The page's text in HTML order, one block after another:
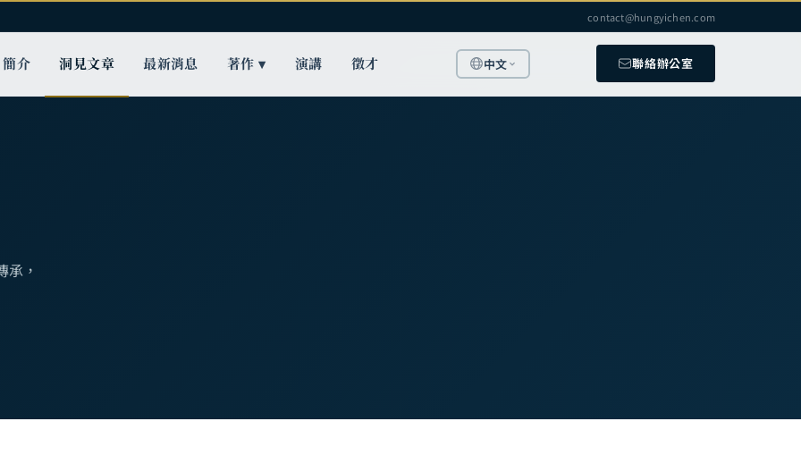
contact@hungyichen.com
簡介 洞見文章 最新消息 著作 ▾ 演講 徵才 中文 聯絡辦公室
承，